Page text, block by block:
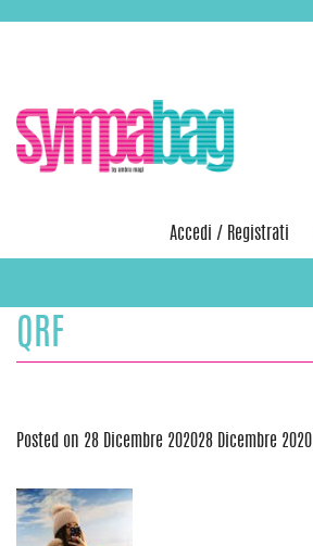
Accedi / Registrati
CAPPELLI INVERNALI DONNA
QRF
Posted on 28 Dicembre 202028 Dicembre 2020